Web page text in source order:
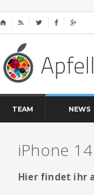
⌂    
TEAM NEWS
iPhone
Hier findet ihr